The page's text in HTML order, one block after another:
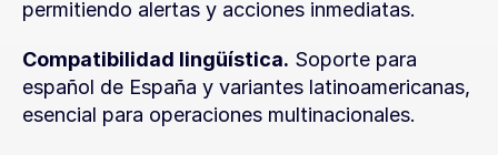
permitiendo alertas y acciones inmediatas.
Compatibilidad lingüística. Soporte para
español de España y variantes latinoamericanas,
esencial para operaciones multinacionales.